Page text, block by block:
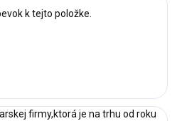
k tejto položke.
firmy,ktorá je na trhu od roku